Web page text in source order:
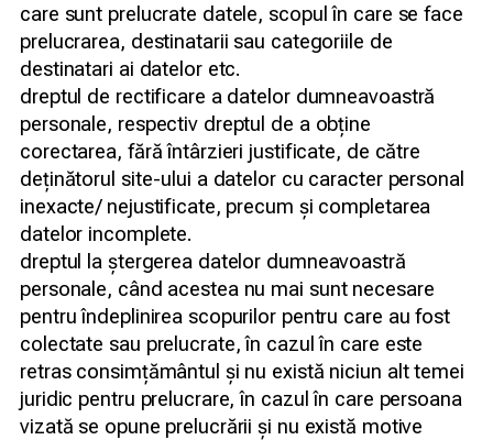
care sunt prelucrate datele, scopul în care se face
prelucrarea, destinatarii sau categoriile de
destinatari ai datelor etc.
dreptul de rectificare a datelor dumneavoastră
personale, respectiv dreptul de a obține
corectarea, fără întârzieri justificate, de către
deținătorul site-ului a datelor cu caracter personal
inexacte/ nejustificate, precum și completarea
datelor incomplete.
dreptul la ștergerea datelor dumneavoastră
personale, când acestea nu mai sunt necesare
pentru îndeplinirea scopurilor pentru care au fost
colectate sau prelucrate, în cazul în care este
retras consimțământul și nu există niciun alt temei
juridic pentru prelucrare, în cazul în care persoana
vizată se opune prelucrării și nu există motive